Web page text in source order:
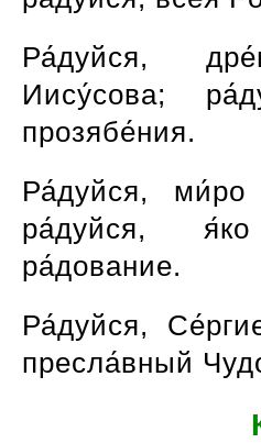
Ра́дуйся,
Иису́сова;
прозябе́ния.
Ра́дуйся, ми́ро
ра́дуйся,
ра́дование.
Ра́дуйся,
пресла́вный